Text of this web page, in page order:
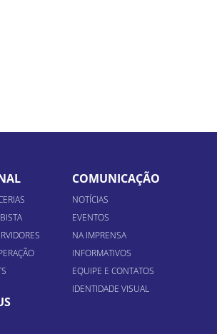
COMUNICAÇÃO
NOTÍCIAS
EVENTOS
NA IMPRENSA
INFORMATIVOS
EQUIPE E CONTATOS
IDENTIDADE VISUAL